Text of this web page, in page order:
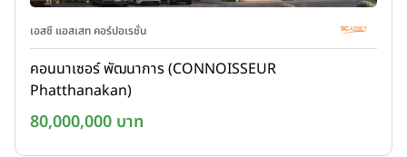
เอสซี แอสเสท คอร์ปอเรชั่น
คอนนาเซอร์ พัฒนาการ (CONNOISSEUR
Phatthanakan)
80,000,000 บาท